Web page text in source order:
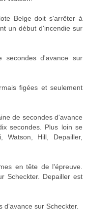
Belge doit s'arrêter à
un début d'incendie sur
secondes d'avance sur
figées et seulement
de secondes d'avance
secondes. Plus loin se
Watson, Hill, Depailler,
en tête de l'épreuve.
Scheckter. Depailler est
d'avance sur Scheckter.